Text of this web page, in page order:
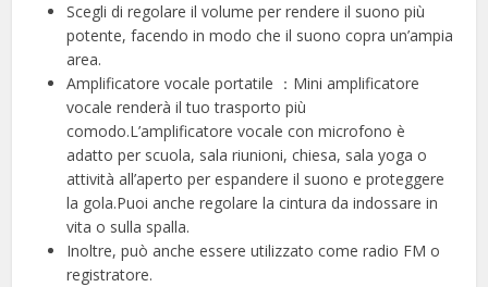
Scegli di regolare il volume per rendere il suono più
potente, facendo in modo che il suono copra un’ampia
area.
Amplificatore vocale portatile ：Mini amplificatore
vocale renderà il tuo trasporto più
comodo.L’amplificatore vocale con microfono è
adatto per scuola, sala riunioni, chiesa, sala yoga o
attività all’aperto per espandere il suono e proteggere
la gola.Puoi anche regolare la cintura da indossare in
vita o sulla spalla.
Inoltre, può anche essere utilizzato come radio FM o
registratore.